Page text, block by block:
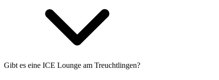
Gibt es eine ICE Lounge am Treuchtlingen?